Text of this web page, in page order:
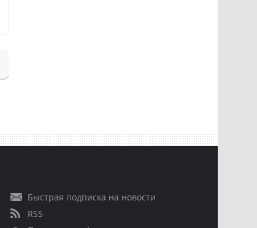
Быстрая подписка на новости
RSS